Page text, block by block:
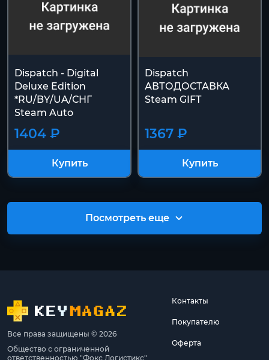
Dispatch - Digital
Deluxe Edition
*RU/BY/UA/СНГ
Steam Auto
1404 ₽
Купить
Dispatch
АВТОДОСТАВКА
Steam GIFT
1367 ₽
Купить
Посмотреть еще
Все права защищены © 2026
Общество с ограниченной
ответственностью "Фокс Логистикс"
Контакты
Покупателю
Оферта